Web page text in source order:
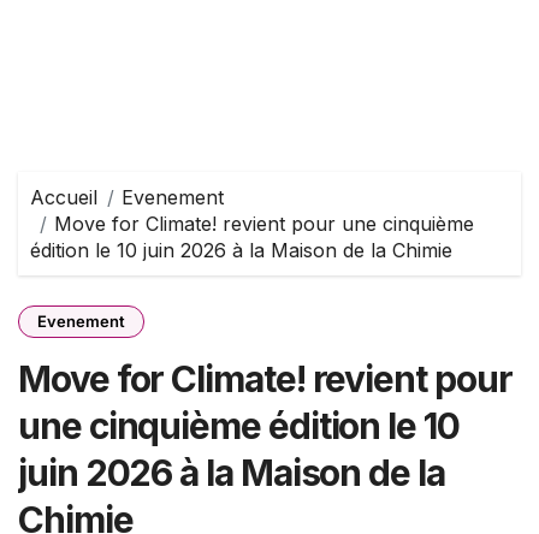
Accueil
Evenement
Move for Climate! revient pour une cinquième
édition le 10 juin 2026 à la Maison de la Chimie
Evenement
Move for Climate! revient pour
une cinquième édition le 10
juin 2026 à la Maison de la
Chimie